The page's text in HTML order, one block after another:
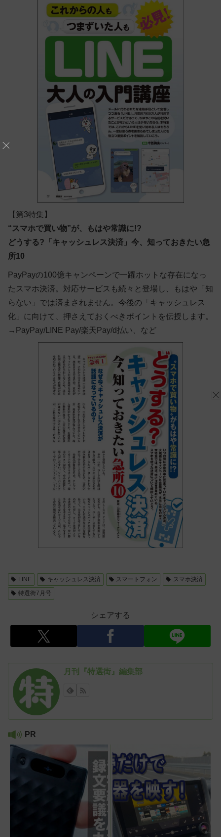
【第3特集】
“スマホで買い物”が、もはや常識に!?
どうする?「キャッシュレス決済」今、知っておきたい急
所10
PayPayの100億キャンペーンで一躍ホットな存在になっ
たスマホ決済。対応サービスも続々と登場し、もはや「知
らない」では済まされません。今後の「キャッシュレス
化」に向けて、押さえておくべきポイントを伝授します。
→PayPay/LINE Pay/楽天Pay/d払い、など
LINE キャッシュレス決済 スマートフォン
スマホ決済
特選街7月号
シェアする
月刊『特選街』編集部
PR